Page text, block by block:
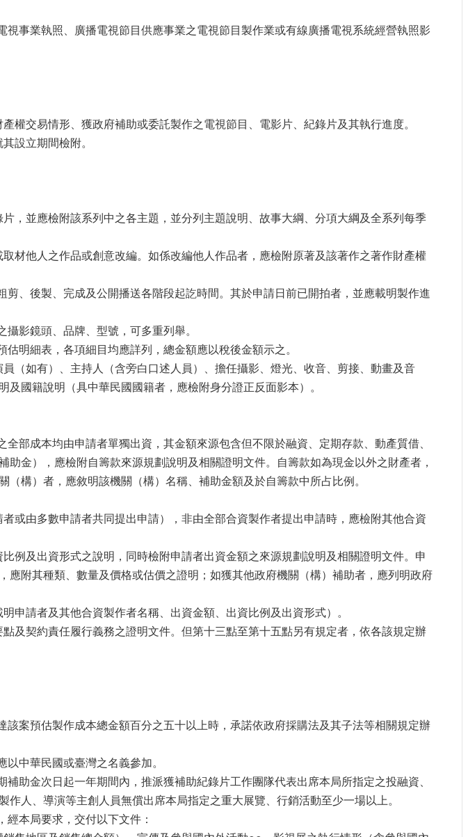
事業執照、廣播電視節目供應事業之電視節目製作業或有線廣播電視系統經營執照影
權交易情形、獲政府補助或委託製作之電視節目、電影片、紀錄片及其執行進度。
設立期間檢附。
，並應檢附該系列中之各主題，並分列主題說明、故事大綱、分項大綱及全系列每季
材他人之作品或創意改編。如係改編他人作品者，應檢附原著及該著作之著作財產權
、後製、完成及公開播送各階段起訖時間。其於申請日前已開拍者，並應載明製作進
影鏡頭、品牌、型號，可多重列舉。
明細表，各項細目均應詳列，總金額應以稅後金額示之。
（如有）、主持人（含旁白口述人員）、擔任攝影、燈光、收音、剪接、動畫及音
國籍說明（具中華民國國籍者，應檢附身分證正反面影本）。
部成本均由申請者單獨出資，其金額來源包含但不限於融資、定期存款、動產質借、
金），應檢附自籌款來源規劃說明及相關證明文件。自籌款如為現金以外之財產者，
構）者，應敘明該機關（構）名稱、補助金額及於自籌款中所占比例。
或由多數申請者共同提出申請），非由全部合資製作者提出申請時，應檢附其他合資
例及出資形式之說明，同時檢附申請者出資金額之來源規劃說明及相關證明文件。申
應附其種類、數量及價格或估價之證明；如獲其他政府機關（構）補助者，應列明政府
申請者及其他合資製作者名稱、出資金額、出資比例及出資形式）。
及契約責任履行義務之證明文件。但第十三點至第十五點另有規定者，依各該規定辦
案預估製作成本總金額百分之五十以上時，承諾依政府採購法及其子法等相關規定辦
中華民國或臺灣之名義參加。
助金次日起一年期間內，推派獲補助紀錄片工作團隊代表出席本局所指定之投融資、
人、導演等主創人員無償出席本局指定之重大展覽、行銷活動至少一場以上。
本局要求，交付以下文件：